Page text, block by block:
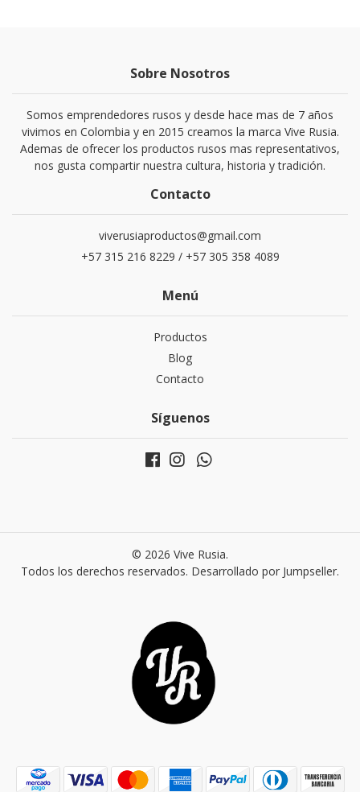
Sobre Nosotros
Somos emprendedores rusos y desde hace mas de 7 años
vivimos en Colombia y en 2015 creamos la marca Vive Rusia.
Ademas de ofrecer los productos rusos mas representativos,
nos gusta compartir nuestra cultura, historia y tradición.
Contacto
viverusiaproductos@gmail.com
+57 315 216 8229 / +57 305 358 4089
Menú
Productos
Blog
Contacto
Síguenos
© 2026 Vive Rusia.
Todos los derechos reservados. Desarrollado por Jumpseller.